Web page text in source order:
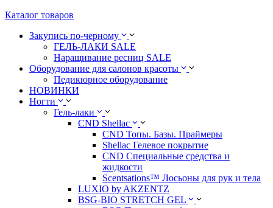
Каталог товаров
Закупись по-черному
ГЕЛЬ-ЛАКИ SALE
Наращивание ресниц SALE
Оборудование для салонов красоты
Педикюрное оборудование
НОВИНКИ
Ногти
Гель-лаки
CND Shellac
CND Топы. Базы. Праймеры
Shellac Гелевое покрытие
CND Специальные средства и
жидкости
Scentsations™ Лосьоны для рук и тела
LUXIO by AKZENTZ
BSG-BIO STRETCH GEL